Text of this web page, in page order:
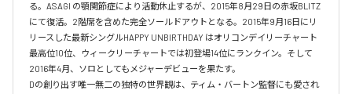
る。ASAGI の顎関節症により活動休止するが、2015年8月29日の赤坂BLITZ
にて復活。2階席を含めた完全ソールドアウトとなる。2015年9月16日にリ
リースした最新シングルHAPPY UNBIRTHDAY はオリコンデイリーチャート
最高位10位、ウィークリーチャートでは初登場14位にランクイン。そして
2016年4月、ソロとしてもメジャーデビューを果たす。
Dの創り出す唯一無二の独特の世界観は、ティム・バートン監督にも愛され